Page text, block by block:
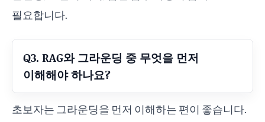
필요합니다.
Q3. RAG와 그라운딩 중 무엇을 먼저
이해해야 하나요?
초보자는 그라운딩을 먼저 이해하는 편이 좋습니다.